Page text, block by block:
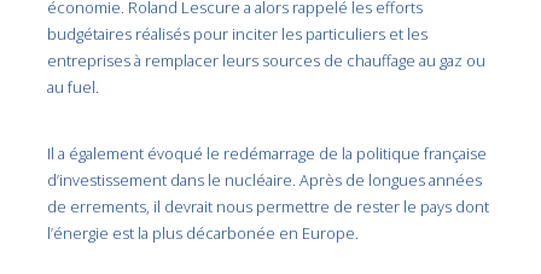
économie. Roland Lescure a alors rappelé les efforts
budgétaires réalisés pour inciter les particuliers et les
entreprises à remplacer leurs sources de chauffage au gaz ou
au fuel.
Il a également évoqué le redémarrage de la politique française
d’investissement dans le nucléaire. Après de longues années
de errements, il devrait nous permettre de rester le pays dont
l’énergie est la plus décarbonée en Europe.